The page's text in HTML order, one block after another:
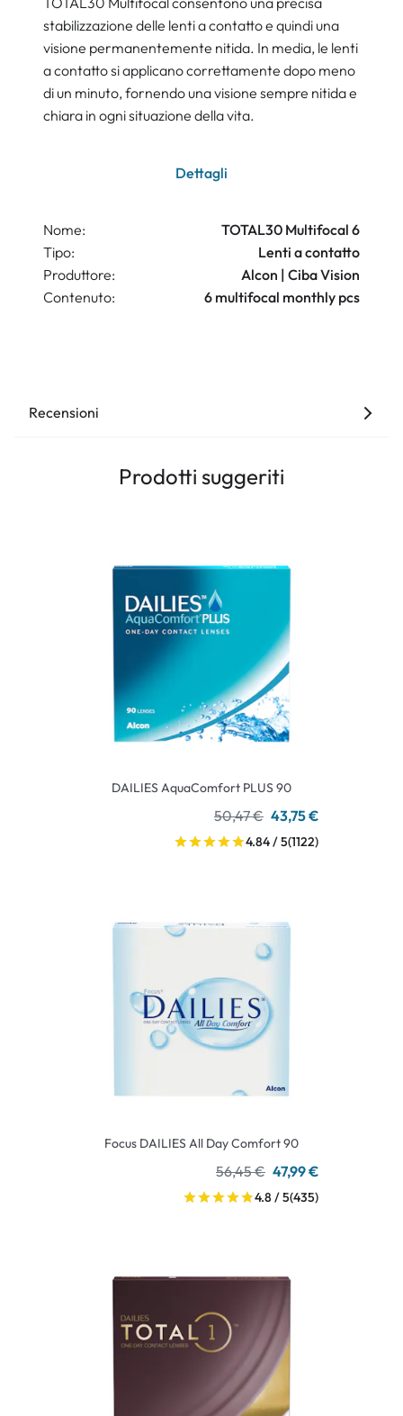
stabilizzazione delle lenti a contatto e quindi una
visione permanentemente nitida. In media, le lenti
a contatto si applicano correttamente dopo meno
di un minuto, fornendo una visione sempre nitida e
chiara in ogni situazione della vita.
Dettagli
Nome:
TOTAL30 Multifocal 6
Tipo:
Lenti a contatto
Produttore:
Alcon | Ciba Vision
Contenuto:
6 multifocal monthly pcs
Recensioni
Prodotti suggeriti
DAILIES AquaComfort PLUS 90
50,47 € 43,75 €
4.84 / 5(1122)
Focus DAILIES All Day Comfort 90
56,45 € 47,99 €
4.8 / 5(435)